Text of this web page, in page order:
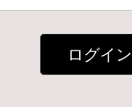
ログイン